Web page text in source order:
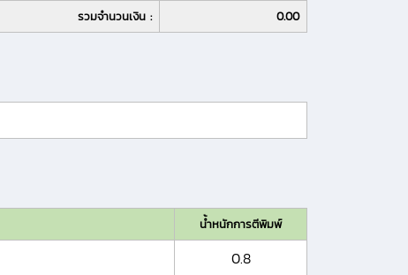
รวมจำนวนเงิน : 0.00
น้ำหนักการตีพิมพ์
0.8